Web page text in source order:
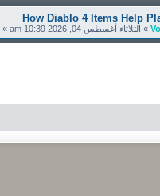
How Diablo 4 Items Help
» الثلاثاء أغسطس 04, 2026 10:39 am »